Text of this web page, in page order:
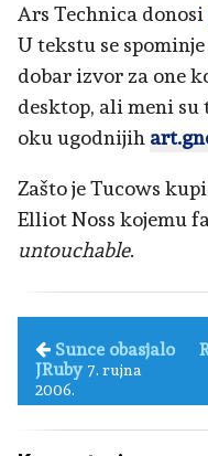
Ars Technica donosi
U tekstu se
dobar izvor za one
desktop, ali meni su
oku ugodnijih
Zašto je Tucows
Elliot Noss kojemu
untouchable.
Sunce obasjalo
JRuby 7. rujna
2006.